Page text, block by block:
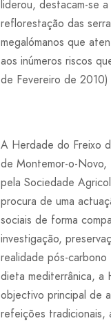
liderou, destacam-se
reflorestação das
megalómanos que
aos inúmeros riscos
de Fevereiro de
A Herdade do Freixo
de Montemor-o-
pela Sociedade
procura de uma
sociais de forma
investigação,
realidade pós-carbono
dieta mediterrânica, a
objectivo principal de
refeições tradicionais,